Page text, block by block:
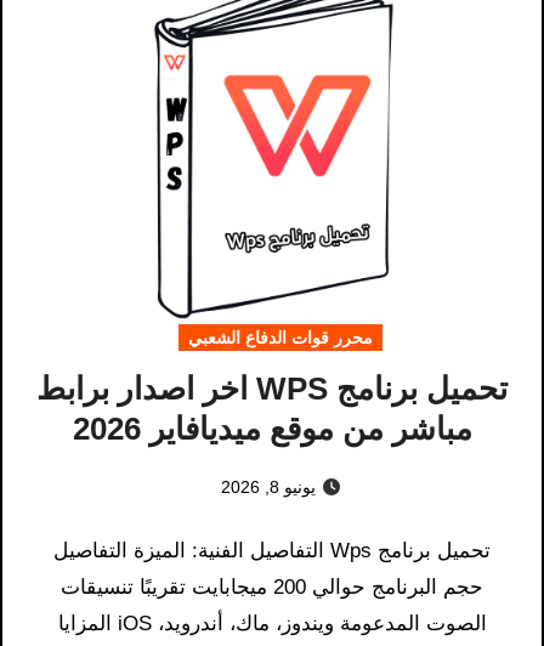
محرر قوات الدفاع الشعبي
تحميل برنامج WPS اخر اصدار برابط
مباشر من موقع ميديافاير 2026
يونيو 8, 2026
تحميل برنامج Wps التفاصيل الفنية: الميزة التفاصيل
حجم البرنامج حوالي 200 ميجابايت تقريبًا تنسيقات
الصوت المدعومة ويندوز، ماك، أندرويد، iOS المزايا